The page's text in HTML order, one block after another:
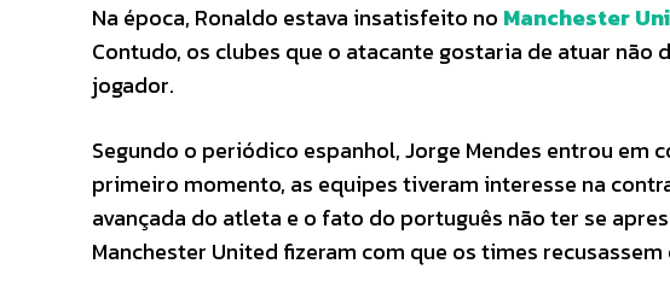
Na época, Ronaldo estava insatisfeito no Manchester
Contudo, os clubes que o atacante gostaria de atuar
jogador.
Segundo o periódico espanhol, Jorge Mendes entrou em
primeiro momento, as equipes tiveram interesse na
avançada do atleta e o fato do português não ter se
Manchester United fizeram com que os times